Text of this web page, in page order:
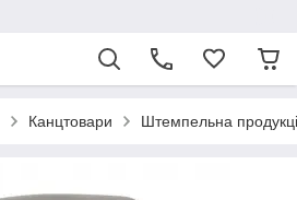
Канцтовари Штемпельна